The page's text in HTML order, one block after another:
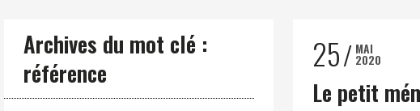
Archives du mot clé :
référence
25 MAI
2020
Le petit